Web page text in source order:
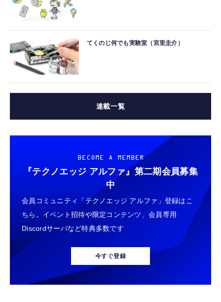
てくのじ何でも実験室（宮里圭介）
連載一覧
BECOME A MEMBER
『テクノエッジ アルファ』 第二期会員募集
中
会員コミュニティ「テクノエッジ アルファ」登録はこ
ちら。イベント招待や限定コンテンツ、会員専用
Discordサーバなど特典多数です
今すぐ登録